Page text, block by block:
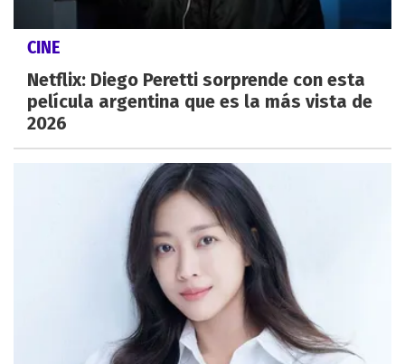
CINE
Netflix: Diego Peretti sorprende con esta
película argentina que es la más vista de
2026